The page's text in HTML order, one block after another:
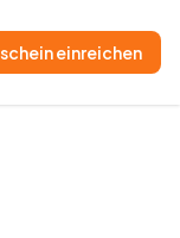
einreichen